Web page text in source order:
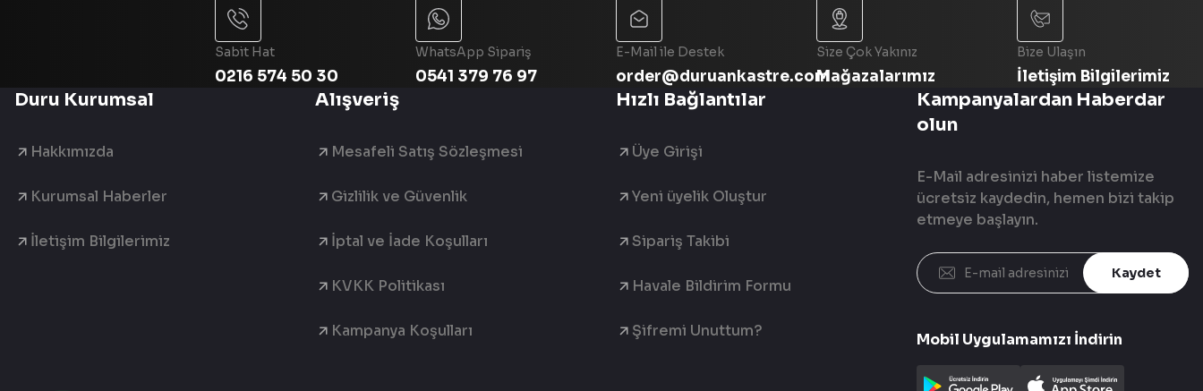
Sabit Hat
0216 574 50 30
WhatsApp Sipariş
0541 379 76 97
E-Mail ile Destek
order@duruankastre.com
Size Çok Yakınız
Mağazalarımız
Bize Ulaşın
İletişim Bilgilerimiz
Duru Kurumsal
Hakkımızda
Kurumsal Haberler
İletişim Bilgilerimiz
Alışveriş
Mesafeli Satış Sözleşmesi
Gizlilik ve Güvenlik
İptal ve İade Koşulları
KVKK Politikası
Kampanya Koşulları
Hızlı Bağlantılar
Üye Girişi
Yeni üyelik Oluştur
Sipariş Takibi
Havale Bildirim Formu
Şifremi Unuttum?
Kampanyalardan Haberdar
olun
E-Mail adresinizi haber listemize
ücretsiz kaydedin, hemen bizi takip
etmeye başlayın.
Kaydet
Mobil Uygulamamızı İndirin